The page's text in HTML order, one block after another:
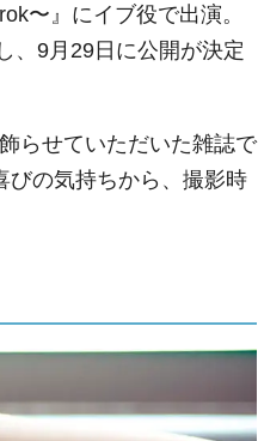
〜』にイブ役で出演。
、9月29日に公開が決定
らせていただいた雑誌で
びの気持ちから、撮影時